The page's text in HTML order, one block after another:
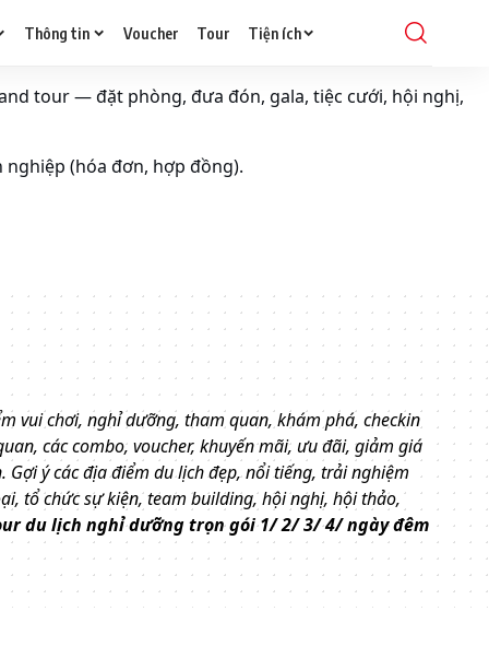
Thông tin Voucher Tour Tiện ích
tour — đặt phòng, đưa đón, gala, tiệc cưới, hội nghị,
(hóa đơn, hợp đồng).
vui chơi, nghỉ dưỡng, tham quan, khám phá, checkin
các combo, voucher, khuyến mãi, ưu đãi, giảm giá
ý các địa điểm du lịch đẹp, nổi tiếng, trải nghiệm
tổ chức sự kiện, team building, hội nghị, hội thảo,
du lịch nghỉ dưỡng trọn gói 1/ 2/ 3/ 4/ ngày đêm